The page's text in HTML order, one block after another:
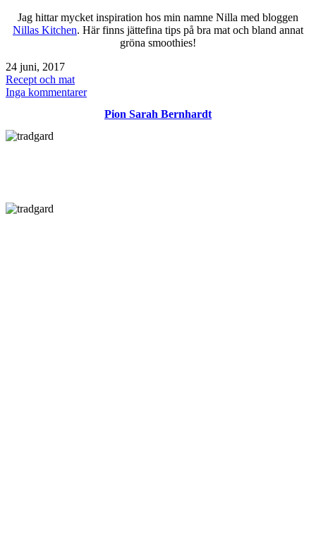
Jag hittar mycket inspiration hos min namne Nilla med bloggen
Nillas Kitchen. Här finns jättefina tips på bra mat och bland annat
gröna smoothies!
Publicerat
den
24 juni, 2017
Kategoriserat
som
Recept och mat
Inga kommentarertill
smoohties
Pion Sarah Bernhardt